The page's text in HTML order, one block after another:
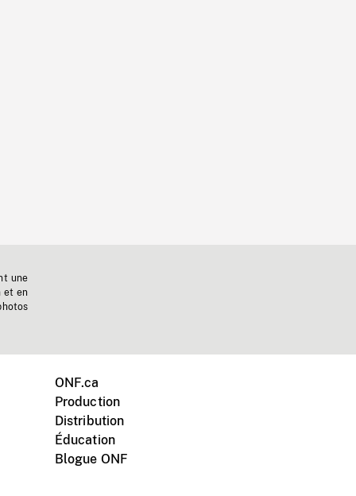
une
et en
ONF.ca
Production
Distribution
Éducation
Blogue ONF